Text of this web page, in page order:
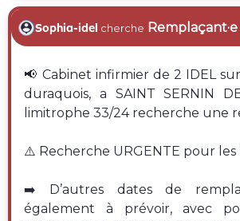
Sophia-idel cherche Remplaçant·e
📢 Cabinet infirmier de 2 IDEL
duraquois, a SAINT SERNIN
limitrophe 33/24 recherche une
⚠️ Recherche URGENTE pour
➡️ D’autres dates de
également à prévoir, avec